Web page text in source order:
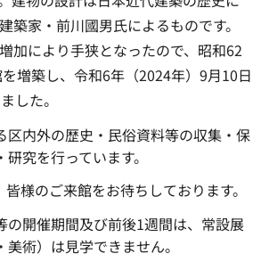
築家・前川國男氏によるものです。
加により手狭となったので、昭和62
増築し、令和6年（2024年）9月10日
した。
区内外の歴史・民俗資料等の収集・保
究を行っています。
様のご来館をお待ちしております。
の開催期間及び前後1週間は、常設展
術）は見学できません。